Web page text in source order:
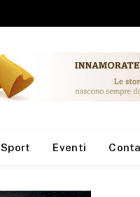
Sport Eventi